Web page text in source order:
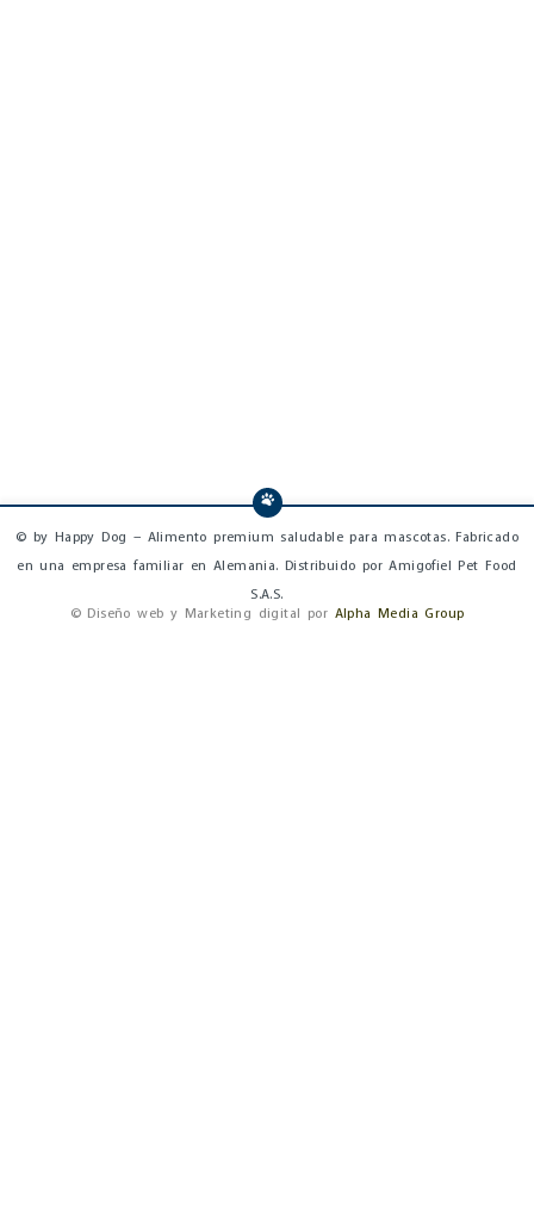
© by Happy Dog – Alimento premium saludable para mascotas. Fabricado
en una empresa familiar en Alemania. Distribuido por Amigofiel Pet Food
S.A.S.
© Diseño web y Marketing digital por Alpha Media Group